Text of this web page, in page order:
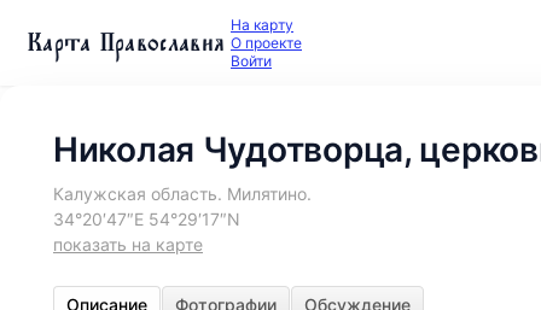
Карта Православия На карту
О проекте
Войти
Николая Чудотворца,
Калужская область. Милятино.
34°20′47″E 54°29′17″N
показать на карте
Описание Фотографии Обсуждение